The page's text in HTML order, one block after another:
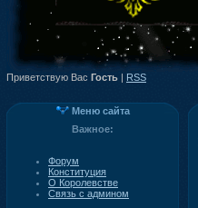
Приветствую Вас Гость | RSS
Меню сайта
Важное:
Форум
Конституция
О Королевстве
Связь с админом